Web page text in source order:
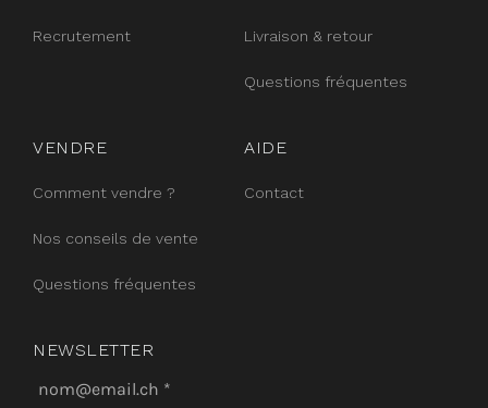
Recrutement Livraison & retour
Questions fréquentes
VENDRE
Comment vendre ?
Nos conseils de vente
Questions fréquentes
AIDE
Contact
NEWSLETTER